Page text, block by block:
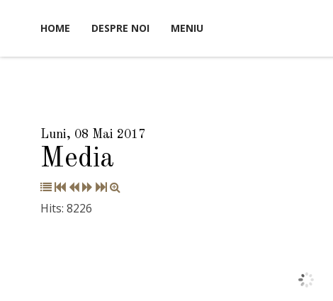
HOME DESPRE NOI MENIU
Luni, 08 Mai 2017
Media
Hits: 8226